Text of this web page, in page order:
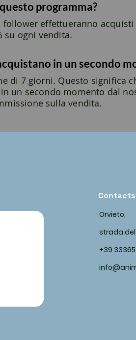
programma?
follower effettueranno
su ogni vendita.
in un secondo
di 7 giorni. Questo significa
un secondo momento dal
sulla vendita.
Contacts
Orvieto,
strada del
+39